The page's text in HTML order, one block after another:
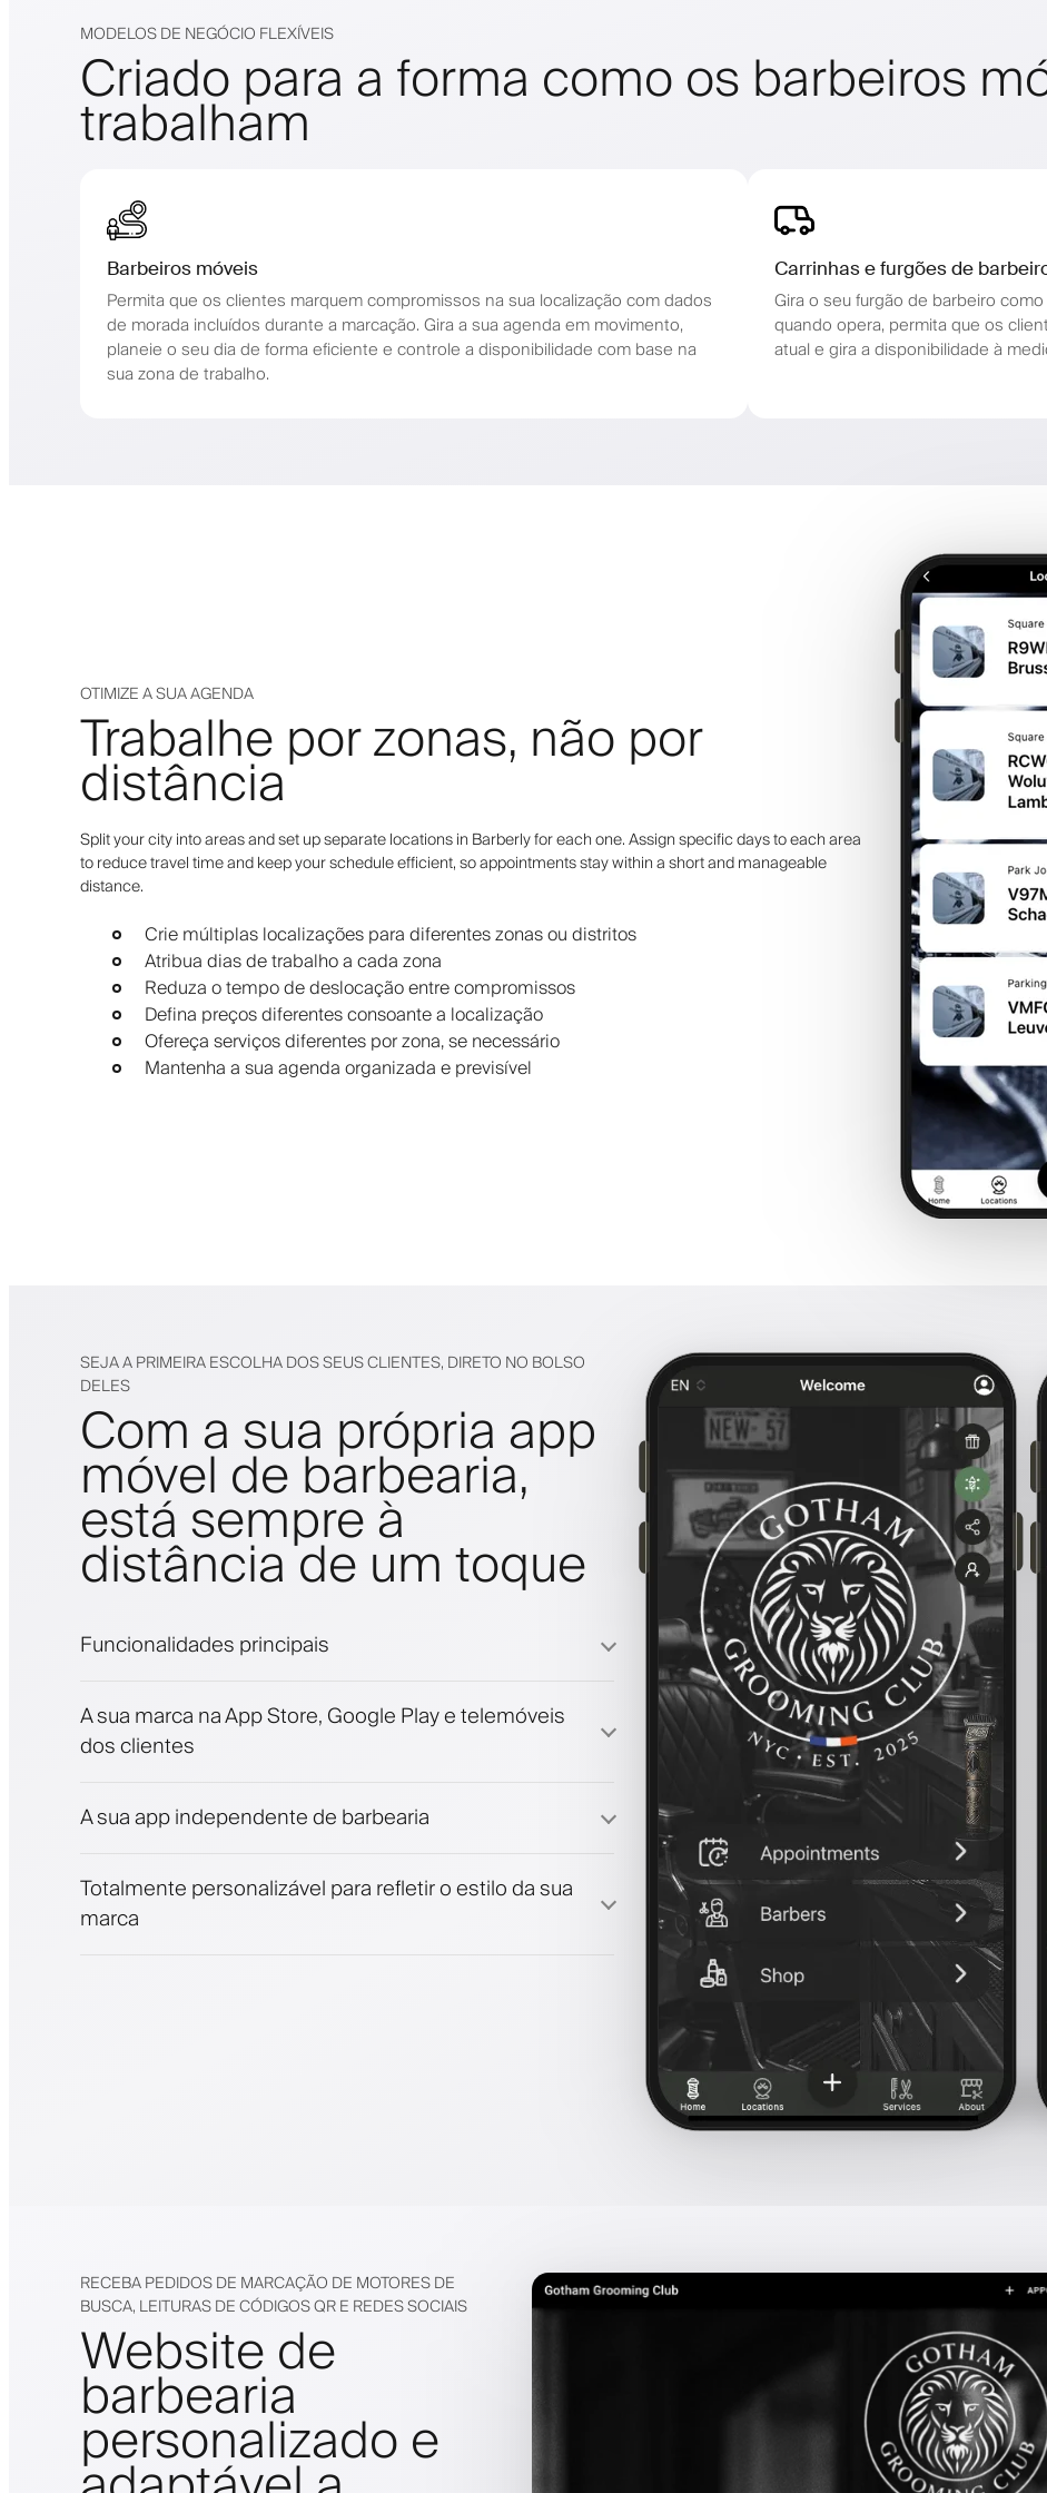
MODELOS DE NEGÓCIO FLEXÍVEIS
Criado para a forma como os barbeiros
trabalham
Barbeiros móveis
Permita que os clientes marquem compromissos na sua localização com dados
de morada incluídos durante a marcação. Gira a sua agenda em movimento,
planeie o seu dia de forma eficiente e controle a disponibilidade com base na
sua zona de trabalho.
Carrinhas e furgões de
Gira o seu furgão de barbeiro
quando opera, permita que os
atual e gira a disponibilidade à
OTIMIZE A SUA AGENDA
Trabalhe por zonas, não por
distância
Split your city into areas and set up separate locations in Barberly for each one. Assign specific days to each area
to reduce travel time and keep your schedule efficient, so appointments stay within a short and manageable
distance.
Crie múltiplas localizações para diferentes zonas ou distritos
Atribua dias de trabalho a cada zona
Reduza o tempo de deslocação entre compromissos
Defina preços diferentes consoante a localização
Ofereça serviços diferentes por zona, se necessário
Mantenha a sua agenda organizada e previsível
SEJA A PRIMEIRA ESCOLHA DOS SEUS CLIENTES, DIRETO NO BOLSO
DELES
Com a sua própria app
móvel de barbearia,
está sempre à
distância de um toque
Funcionalidades principais
Pagamentos, caução
Venda produtos de beleza
A sua marca na App Store, Google Play e telemóveis
dos clientes
A sua app independente de barbearia
Totalmente personalizável para refletir o estilo da sua
marca
RECEBA PEDIDOS DE MARCAÇÃO DE MOTORES DE
BUSCA, LEITURAS DE CÓDIGOS QR E REDES SOCIAIS
Website de
barbearia
personalizado e